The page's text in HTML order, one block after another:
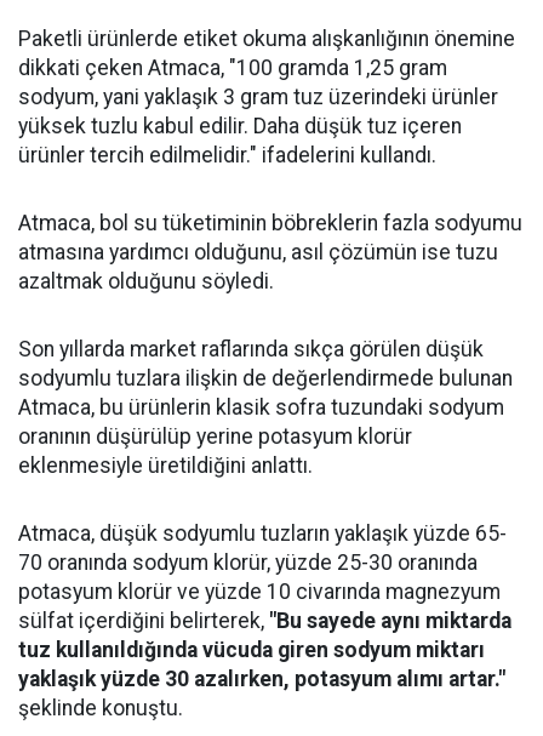
Paketli ürünlerde etiket okuma alışkanlığının önemine
dikkati çeken Atmaca, "100 gramda 1,25 gram
sodyum, yani yaklaşık 3 gram tuz üzerindeki ürünler
yüksek tuzlu kabul edilir. Daha düşük tuz içeren
ürünler tercih edilmelidir." ifadelerini kullandı.
Atmaca, bol su tüketiminin böbreklerin fazla sodyumu
atmasına yardımcı olduğunu, asıl çözümün ise tuzu
azaltmak olduğunu söyledi.
Son yıllarda market raflarında sıkça görülen düşük
sodyumlu tuzlara ilişkin de değerlendirmede bulunan
Atmaca, bu ürünlerin klasik sofra tuzundaki sodyum
oranının düşürülüp yerine potasyum klorür
eklenmesiyle üretildiğini anlattı.
Atmaca, düşük sodyumlu tuzların yaklaşık yüzde 65-
70 oranında sodyum klorür, yüzde 25-30 oranında
potasyum klorür ve yüzde 10 civarında magnezyum
sülfat içerdiğini belirterek, "Bu sayede aynı miktarda
tuz kullanıldığında vücuda giren sodyum miktarı
yaklaşık yüzde 30 azalırken, potasyum alımı artar."
şeklinde konuştu.